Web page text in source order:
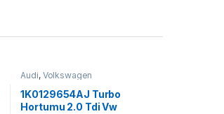
Audi, Volkswagen
1K0129654AJ Turbo
Hortumu 2.0 Tdi Vw